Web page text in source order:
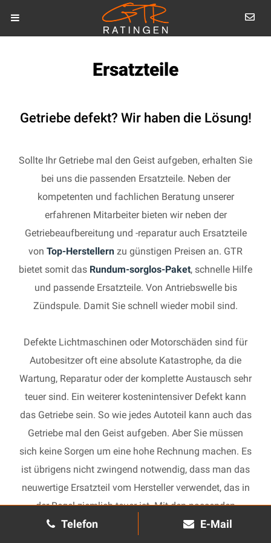
Telefon E-Mail
Ersatzteile
Getriebe defekt? Wir haben die Lösung!
Sollte Ihr Getriebe mal den Geist aufgeben, erhalten Sie
bei uns die passenden Ersatzteile. Neben der
kompetenten und fachlichen Beratung unserer
erfahrenen Mitarbeiter bieten wir neben der
Getriebeaufbereitung und -reparatur auch Ersatzteile
von Top-Herstellern zu günstigen Preisen an. GTR
bietet somit das Rundum-sorglos-Paket, schnelle Hilfe
und passende Ersatzteile. Von Antriebswelle bis
Zündspule. Damit Sie schnell wieder mobil sind.
Defekte Lichtmaschinen oder Motorschäden sind für
Autobesitzer oft eine absolute Katastrophe, da die
Wartung, Reparatur oder der komplette Austausch sehr
teuer sind. Ein weiterer kostenintensiver Defekt kann
das Getriebe sein. So wie jedes Autoteil kann auch das
Getriebe mal den Geist aufgeben. Aber Sie müssen
sich keine Sorgen um eine hohe Rechnung machen. Es
ist übrigens nicht zwingend notwendig, dass man das
neuwertige Ersatzteil vom Hersteller verwendet, das in
der Regel ziemlich teuer ist. Mit den passenden
Ersatzteilen kann jedes gebrauchte Getriebe schnell